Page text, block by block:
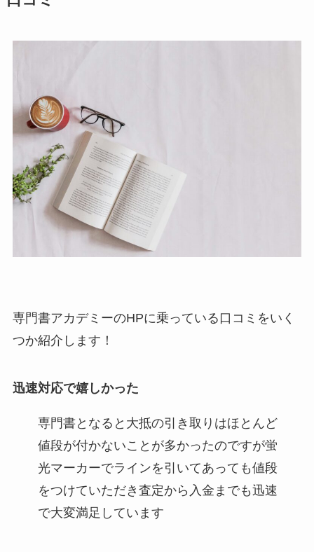
専門書アカデミーのHPに乗っている口コミをいく
つか紹介します！
迅速対応で嬉しかった
専門書となると大抵の引き取りはほとんど
値段が付かないことが多かったのですが蛍
光マーカーでラインを引いてあっても値段
をつけていただき査定から入金までも迅速
で大変満足しています